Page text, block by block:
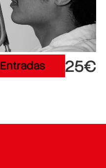
Entradas 25€